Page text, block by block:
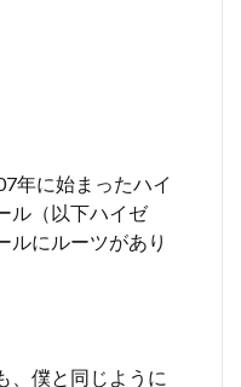
年に始まったハイ
ル（以下ハイゼ
ルにルーツがあり
、僕と同じように